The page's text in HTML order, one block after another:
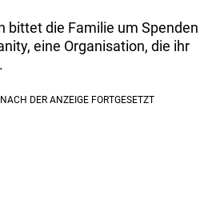
bittet die Familie um Spenden
eine Organisation, die ihr